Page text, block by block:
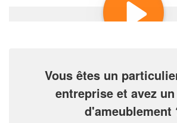
Vous êtes un
entreprise et avez
d'ameublement